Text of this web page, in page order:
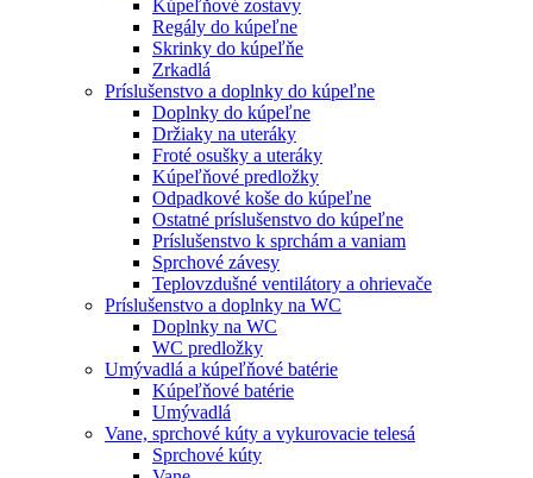
Kúpeľňové zostavy
Regály do kúpeľne
Skrinky do kúpeľňe
Zrkadlá
Príslušenstvo a doplnky do kúpeľne
Doplnky do kúpeľne
Držiaky na uteráky
Froté osušky a uteráky
Kúpeľňové predložky
Odpadkové koše do kúpeľne
Ostatné príslušenstvo do kúpeľne
Príslušenstvo k sprchám a vaniam
Sprchové závesy
Teplovzdušné ventilátory a ohrievače
Príslušenstvo a doplnky na WC
Doplnky na WC
WC predložky
Umývadlá a kúpeľňové batérie
Kúpeľňové batérie
Umývadlá
Vane, sprchové kúty a vykurovacie telesá
Sprchové kúty